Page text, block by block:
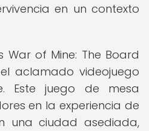
en un contexto
War of Mine: The Board
aclamado videojuego
Este juego de mesa
en la experiencia de
una ciudad asediada,